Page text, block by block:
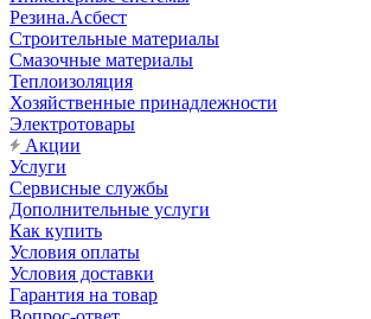
Резина.Асбест
Строительные материалы
Смазочные материалы
Теплоизоляция
Хозяйственные принадлежности
Электротовары
Акции
Услуги
Сервисные службы
Дополнительные услуги
Как купить
Условия оплаты
Условия доставки
Гарантия на товар